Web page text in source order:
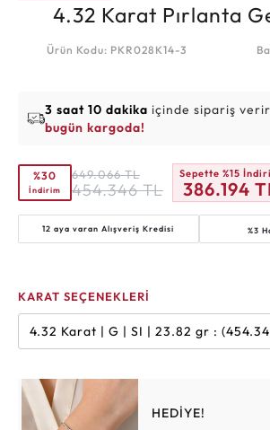
4.32 Karat Pırlanta
Ürün Kodu: PKR028K14-3
3 saat 10 dakika içinde sipariş
bugün kargoda!
%30
İndirim
649.066 TL
454.346 TL
Sepette %15
386.194
12 aya varanAlışveriş Kredisi %3
KARAT SEÇENEKLERİ
4.32 Karat | G | SI | 23.82 gr :
HEDİYE!